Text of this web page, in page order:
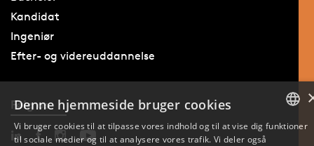
Kandidat
Ingeniør
Efter- og videreuddannelse
Følg os
Denne hjemmeside bruger cookies
Vi bruger cookies til at tilpasse vores indhold og til at vise dig funktioner
til sociale medier og til at analysere vores trafik. Vi deler også